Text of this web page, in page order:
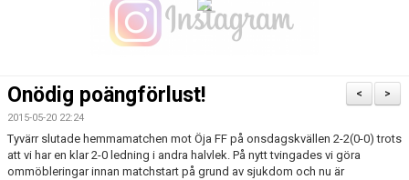
MATCHER
DOKUMENT
>
<
Onödig poängförlust!
2015-05-20 22:24
Tyvärr slutade hemmamatchen mot Öja FF på onsdagskvällen 2-2(0-0) trots
att vi har en klar 2-0 ledning i andra halvlek. På nytt tvingades vi göra
ommöbleringar innan matchstart på grund av sjukdom och nu är